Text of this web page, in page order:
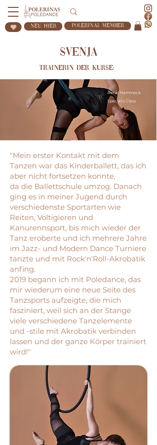
Neu Hier Polerinas Member
Svenja
Trainerin der Kurse:
Aerial Hammock
Special's Class
"Mein erster Kontakt mit dem
Tanzen war das Kinderballett, das ich
aber nicht fortsetzen konnte,
da die Ballettschule umzog. Danach
ging es in meiner Jugend durch
verschiedenste Sportarten wie
Reiten, Voltigieren und
Kanurennsport, bis mich wieder der
Tanz eroberte und ich mehrere Jahre
im Jazz- und Modern Dance Turniere
tanzte und mit Rock'n'Roll-Akrobatik
anfing.
2019 begann ich mit Poledance, das
mir wiederum eine neue Seite des
Tanzsports aufzeigte, die mich
fasziniert, weil sich an der Stange
viele verschiedene Tanzelemente
und -stile mit Akrobatik verbinden
lassen und der ganze Körper trainiert
wird!"